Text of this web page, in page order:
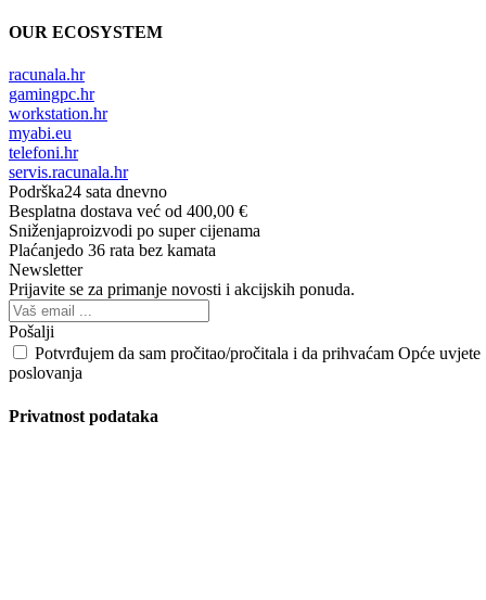
OUR ECOSYSTEM
racunala.hr
gamingpc.hr
workstation.hr
myabi.eu
telefoni.hr
servis.racunala.hr
Podrška24 sata dnevno
Besplatna dostava već od 400,00 €
Sniženjaproizvodi po super cijenama
Plaćanjedo 36 rata bez kamata
Newsletter
Prijavite se za primanje novosti i akcijskih ponuda.
Pošalji
Potvrđujem da sam pročitao/pročitala i da prihvaćam Opće uvjete
poslovanja
Privatnost podataka